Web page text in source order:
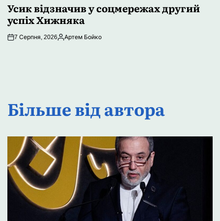
Усик відзначив у соцмережах другий
успіх Хижняка
7 Серпня, 2026
Опубліковано
Артем Бойко
Більше від автора